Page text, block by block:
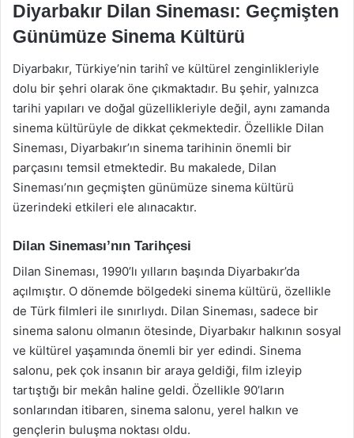
Diyarbakır Dilan Sineması: Geçmişten
Günümüze Sinema Kültürü
Diyarbakır, Türkiye’nin tarihî ve kültürel zenginlikleriyle
dolu bir şehri olarak öne çıkmaktadır. Bu şehir, yalnızca
tarihi yapıları ve doğal güzellikleriyle değil, aynı zamanda
sinema kültürüyle de dikkat çekmektedir. Özellikle Dilan
Sineması, Diyarbakır’ın sinema tarihinin önemli bir
parçasını temsil etmektedir. Bu makalede, Dilan
Sineması’nın geçmişten günümüze sinema kültürü
üzerindeki etkileri ele alınacaktır.
Dilan Sineması’nın Tarihçesi
Dilan Sineması, 1990’lı yılların başında Diyarbakır’da
açılmıştır. O dönemde bölgedeki sinema kültürü, özellikle
de Türk filmleri ile sınırlıydı. Dilan Sineması, sadece bir
sinema salonu olmanın ötesinde, Diyarbakır halkının sosyal
ve kültürel yaşamında önemli bir yer edindi. Sinema
salonu, pek çok insanın bir araya geldiği, film izleyip
tartıştığı bir mekân haline geldi. Özellikle 90’ların
sonlarından itibaren, sinema salonu, yerel halkın ve
gençlerin buluşma noktası oldu.